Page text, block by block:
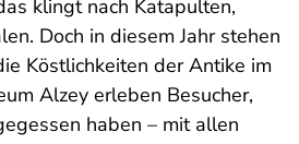
klingt nach Katapulten,
Doch in diesem Jahr stehen
Köstlichkeiten der Antike im
Alzey erleben Besucher,
haben – mit allen